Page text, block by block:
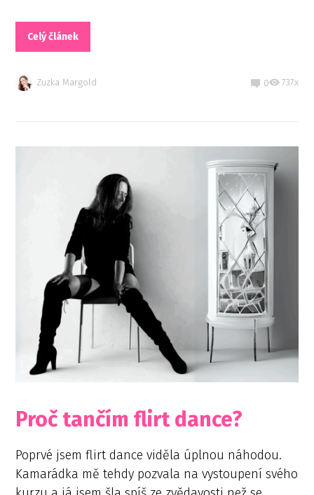
Celý článek
Zuzka Margold 0 737x
Proč tančím flirt dance?
Poprvé jsem flirt dance viděla úplnou náhodou.
Kamarádka mě tehdy pozvala na vystoupení svého